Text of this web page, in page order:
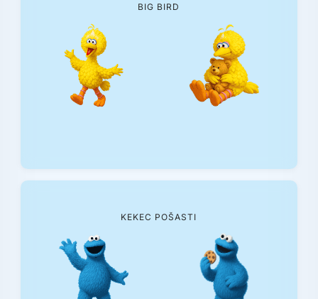
BIG BIRD
KEKEC POŠASTI